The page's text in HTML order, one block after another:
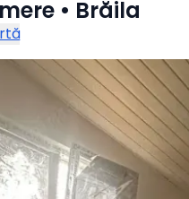
de
• Brăila